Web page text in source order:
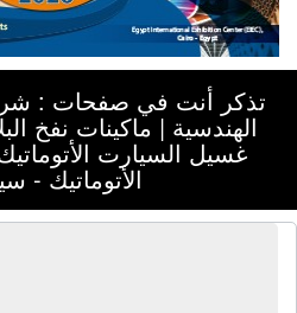
تذكر أنت في صفحات :
غسيل السيارت
الأتوماتيك -